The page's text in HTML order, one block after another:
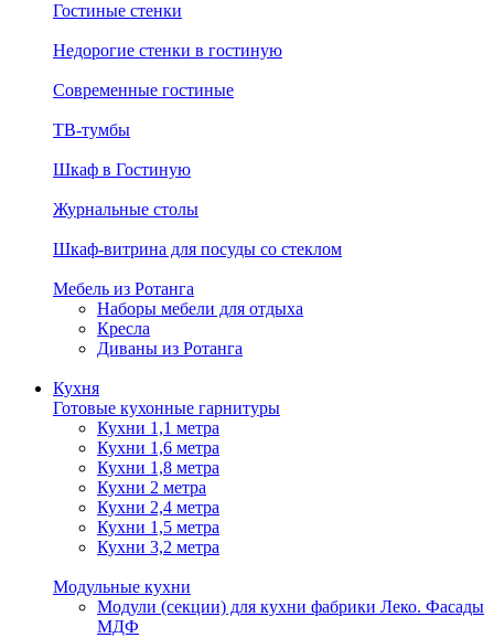
Гостиные стенки
Недорогие стенки в гостиную
Современные гостиные
ТВ-тумбы
Шкаф в Гостиную
Журнальные столы
Шкаф-витрина для посуды со стеклом
Мебель из Ротанга
Наборы мебели для отдыха
Кресла
Диваны из Ротанга
Кухня
Готовые кухонные гарнитуры
Кухни 1,1 метра
Кухни 1,6 метра
Кухни 1,8 метра
Кухни 2 метра
Кухни 2,4 метра
Кухни 1,5 метра
Кухни 3,2 метра
Модульные кухни
Модули (секции) для кухни фабрики Леко. Фасады
МДФ